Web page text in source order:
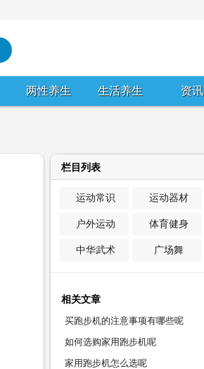
两性养生 生活养生 资讯
栏目列表
运动常识 运动器材
户外运动 体育健身
中华武术 广场舞
相关文章
买跑步机的注意事项有哪些呢
如何选购家用跑步机呢
家用跑步机怎么选呢